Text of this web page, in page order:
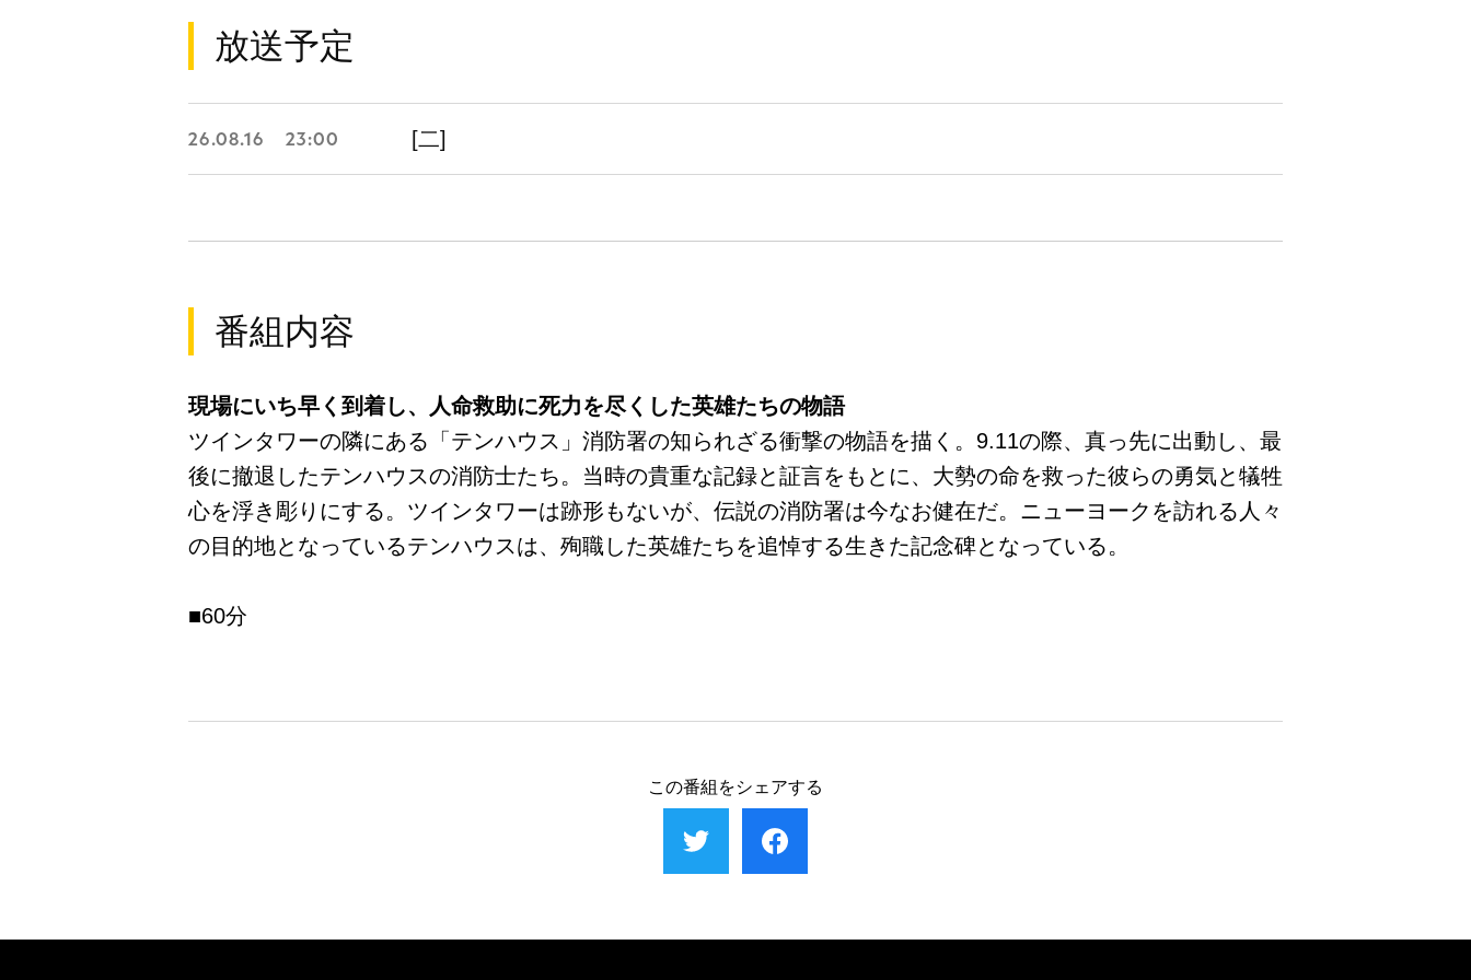
放送予定
26.08.16 23:00 [二]
番組内容
現場にいち早く到着し、人命救助に死力を尽くした英雄たちの物語
ツインタワーの隣にある「テンハウス」消防署の知られざる衝撃の物語を描く。9.11の際、真っ先に出動し、最
後に撤退したテンハウスの消防士たち。当時の貴重な記録と証言をもとに、大勢の命を救った彼らの勇気と犠牲
心を浮き彫りにする。ツインタワーは跡形もないが、伝説の消防署は今なお健在だ。ニューヨークを訪れる人々
の目的地となっているテンハウスは、殉職した英雄たちを追悼する生きた記念碑となっている。
■60分
この番組をシェアする